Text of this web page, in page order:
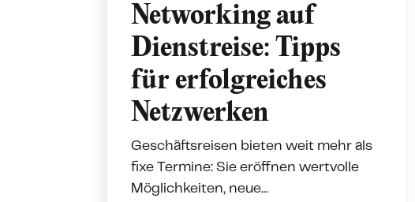
Networking auf
Dienstreise: Tipps
für erfolgreiches
Netzwerken
Geschäftsreisen bieten weit mehr als
fixe Termine: Sie eröffnen wertvolle
Möglichkeiten, neue...